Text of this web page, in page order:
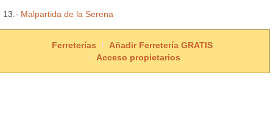
13.- Malpartida de la Serena
Ferreterías
Añadir Ferretería GRATIS
Acceso propietarios